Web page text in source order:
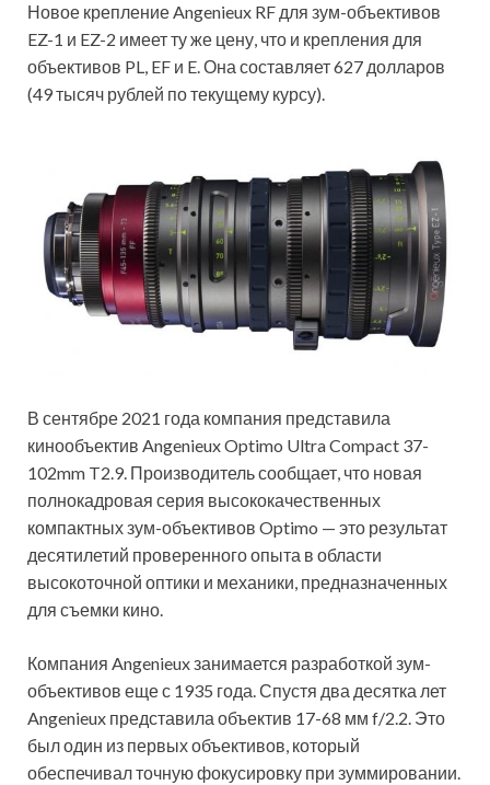
Новое крепление Angenieux RF для зум-объективов
EZ-1 и EZ-2 имеет ту же цену, что и крепления для
объективов PL, EF и E. Она составляет 627 долларов
(49 тысяч рублей по текущему курсу).
В сентябре 2021 года компания представила
кинообъектив Angenieux Optimo Ultra Compact 37-
102mm T2.9. Производитель сообщает, что новая
полнокадровая серия высококачественных
компактных зум-объективов Optimo — это результат
десятилетий проверенного опыта в области
высокоточной оптики и механики, предназначенных
для съемки кино.
Компания Angenieux занимается разработкой зум-
объективов еще с 1935 года. Спустя два десятка лет
Angenieux представила объектив 17-68 мм f/2.2. Это
был один из первых объективов, который
обеспечивал точную фокусировку при зуммировании.